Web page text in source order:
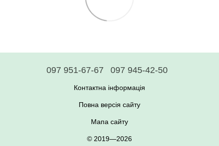
097 951-67-67 097 945-42-50
Контактна інформація
Повна версія сайту
Мапа сайту
© 2019—2026